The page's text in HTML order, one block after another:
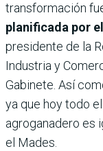
transformación
planificada por
presidente de la
Industria y
Gabinete. Así
ya que hoy todo
agroganadero es
el Mades.